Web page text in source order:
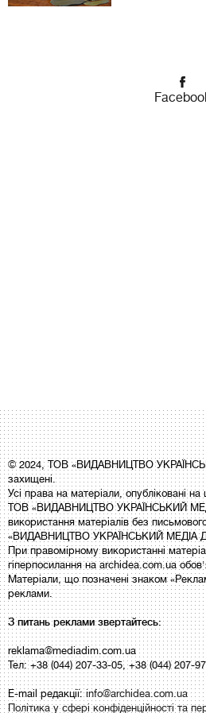
© 2024, ТОВ «ВИДАВНИЦТВО
захищені.
Усі права на матеріали, опубліковані
ТОВ «ВИДАВНИЦТВО УКРАЇНСЬКИЙ
використання матеріалів без
«ВИДАВНИЦТВО УКРАЇНСЬКИЙ МЕДІА
При правомірному використанні
гіперпосилання на archidea.com.ua
Матеріали, що позначені знаком
реклами.
З питань реклами звертайтесь:
reklama@mediadim.com.ua
Тел: +38 (044) 207-33-05, +38 (044) 207-
E-mail редакції:info@archidea.com.ua
Політика у сфері конфіденційності та